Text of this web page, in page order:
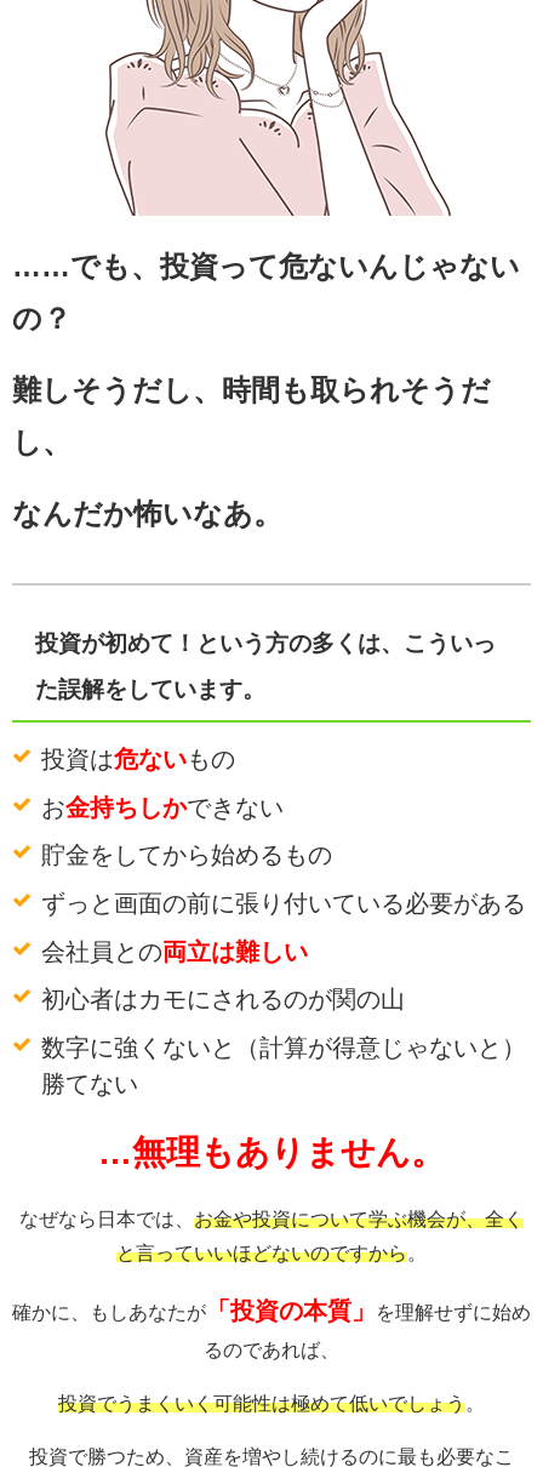
……でも、投資って危ないんじゃない
の？
難しそうだし、時間も取られそうだ
し、
なんだか怖いなあ。
投資が初めて！という方の多くは、こういっ
た誤解をしています。
投資は危ないもの
お金持ちしかできない
貯金をしてから始めるもの
ずっと画面の前に張り付いている必要がある
会社員との両立は難しい
初心者はカモにされるのが関の山
数字に強くないと（計算が得意じゃないと）
勝てない
…無理もありません。
なぜなら日本では、 お金や投資について学ぶ機会が、全く
と言っていいほどないのですから
確かに、もしあなたが 「投資の本質」
を理解せずに始め
るのであれば、
投資でうまくいく可能性は極めて低いでしょう
投資で勝つため、資産を増やし続けるのに最も必要なこ